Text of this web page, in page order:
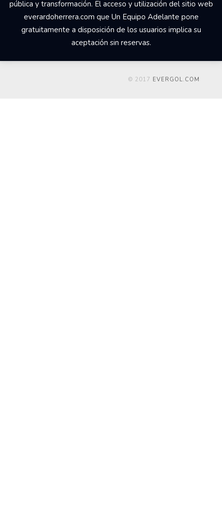
pública y transformación. El acceso y utilización del sitio web
everardoherrera.com que Un Equipo Adelante pone
gratuitamente a disposición de los usuarios implica su
aceptación sin reservas.
© 2017 EVERGOL.COM